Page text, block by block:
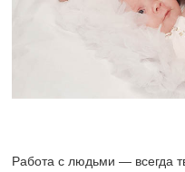
Работа с людьми — всегда